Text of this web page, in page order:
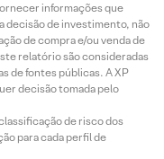
informações que
decisão de investimento, não
de compra e/ou venda de
relatório são consideradas
de fontes públicas. A XP
decisão tomada pelo
de risco dos
para cada perfil de